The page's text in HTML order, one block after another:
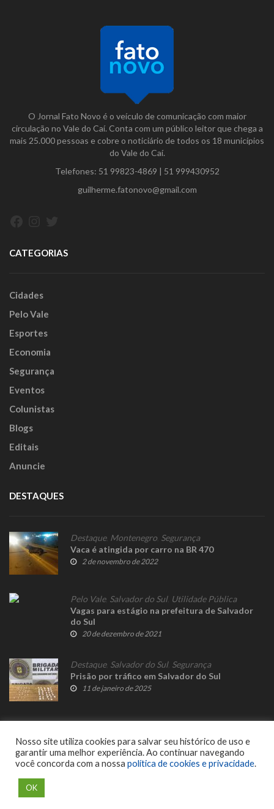
O Jornal Fato Novo é o veículo de comunicação com maior
circulação no Vale do Caí. Conta com um público leitor que chega a
mais 25.000 pessoas e cobre o noticiário de todos os 18 municípios
do Vale do Caí.
Telefones: 51 99823-4869 | 51 999430952
guilherme.fatonovo@gmail.com
CATEGORIAS
Cidades
Pelo Vale
Esportes
Economia
Segurança
Eventos
Colunistas
Blogs
Editais
Anuncie
DESTAQUES
Destaque, Montenegro Segurança
Vaca é atingida por carro na BR 470
2 de novembro de 2022
Pelo Vale, Salvador do Sul, Utilidade Pública
Vagas para estágio na prefeitura de Salvador
do Sul
20 de dezembro de 2021
Destaque, Salvador do Sul, Segurança
Prisão por tráfico em Salvador do Sul
11 de janeiro de 2025
Nosso site utiliza cookies para salvar seu histórico de uso e
garantir uma melhor experiência. Ao continuar navegando
você concorda com a nossa política de cookies e privacidade.
OK